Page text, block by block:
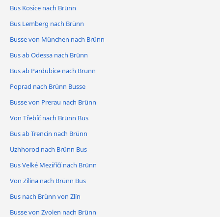
Bus Kosice nach Brünn
Bus Lemberg nach Brünn
Busse von München nach Brünn
Bus ab Odessa nach Brünn
Bus ab Pardubice nach Brünn
Poprad nach Brünn Busse
Busse von Prerau nach Brünn
Von Třebíč nach Brünn Bus
Bus ab Trencin nach Brünn
Uzhhorod nach Brünn Bus
Bus Velké Meziříčí nach Brünn
Von Zilina nach Brünn Bus
Bus nach Brünn von Zlín
Busse von Zvolen nach Brünn